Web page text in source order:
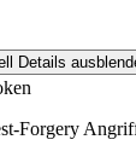
Details
Forgery